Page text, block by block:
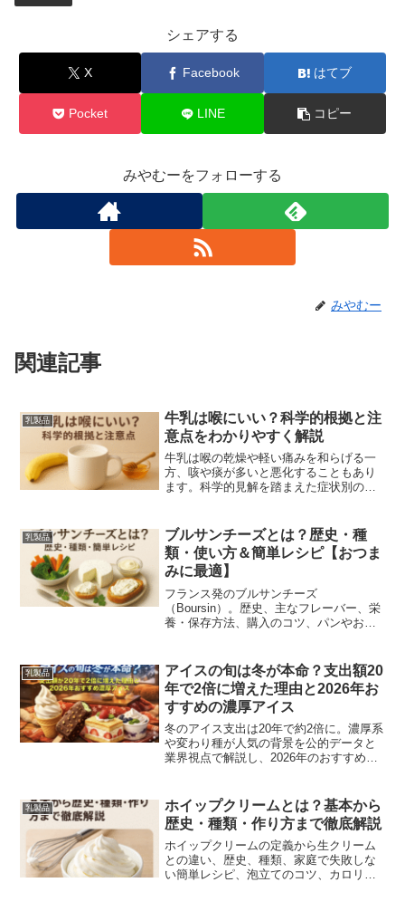
シェアする
X Facebook はてブ
Pocket LINE コピー
みやむーをフォローする
みやむー
関連記事
乳製品
牛乳は喉にいい？科学的根拠と注
意点をわかりやすく解説
牛乳は喉の乾燥や軽い痛みを和らげる一
方、咳や痰が多いと悪化することもあり
ます。科学的見解を踏まえた症状別の対
く解説します。
乳製品
ブルサンチーズとは？歴史・種
類・使い方＆簡単レシピ【おつま
みに最適】
フランス発のブルサンチーズ
（Boursin）。歴史、主なフレーバー、栄
養・保存方法、購入のコツ、パンやおつ
や代替品、自家製ブルサン風レシピも紹
介。
乳製品
アイスの旬は冬が本命？支出額20
年で2倍に増えた理由と2026年お
すすめの濃厚アイス
冬のアイス支出は20年で約2倍に。濃厚系
や変わり種が人気の背景を公的データと
業界視点で解説し、2026年のおすすめ商
乳製品
ホイップクリームとは？基本から
歴史・種類・作り方まで徹底解説
ホイップクリームの定義から生クリーム
との違い、歴史、種類、家庭で失敗しな
い簡単レシピ、泡立てのコツ、カロリー